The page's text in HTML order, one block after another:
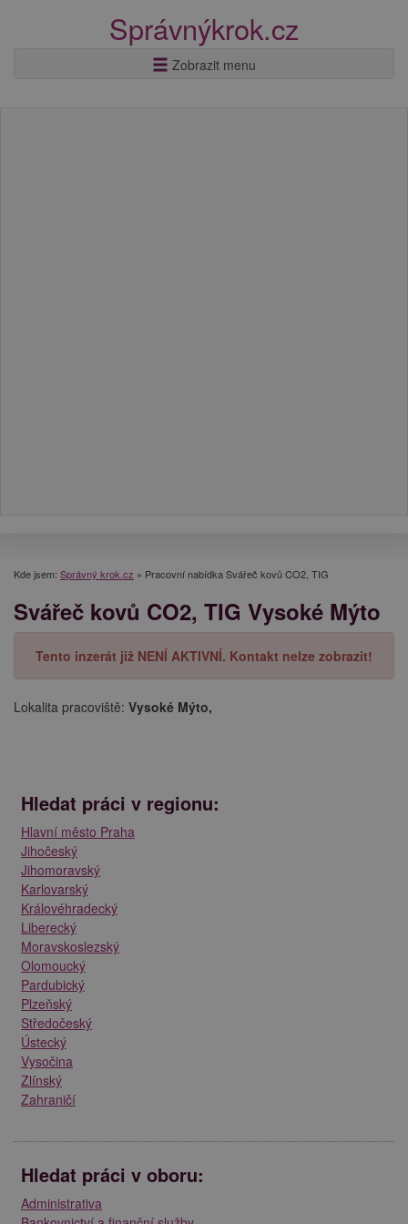
Správnýkrok.cz
Zobrazit menu
Kde jsem: Správný krok.cz » Pracovní nabídka Svářeč kovů CO2, TIG
Svářeč kovů CO2, TIG Vysoké Mýto
Tento inzerát již NENÍ AKTIVNÍ. Kontakt nelze zobrazit!
Lokalita pracoviště: Vysoké Mýto,
Hledat práci v regionu:
Hlavní město Praha
Jihočeský
Jihomoravský
Karlovarský
Královéhradecký
Liberecký
Moravskoslezský
Olomoucký
Pardubický
Plzeňský
Středočeský
Ústecký
Vysočina
Zlínský
Zahraničí
Hledat práci v oboru:
Administrativa